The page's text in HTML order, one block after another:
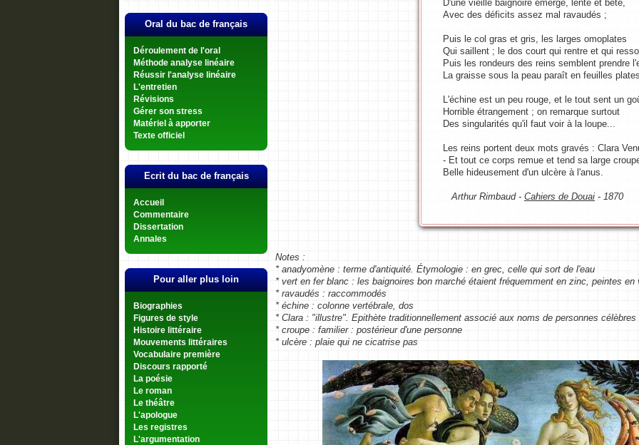
Oral du bac de français
Déroulement de l'oral
Méthode analyse linéaire
Réussir l'analyse linéaire
L'entretien
Révisions
Gérer son stress
Matériel à apporter
Texte officiel
Ecrit du bac de français
Accueil
Commentaire
Dissertation
Annales
Pour aller plus loin
Biographies
Figures de style
Histoire littéraire
Mouvements littéraires
Vocabulaire première
Discours rapporté
La poésie
Le roman
Le théâtre
L'apologue
Les registres
L'argumentation
D'une vieille baignoire émerge, lente et bête,
Avec des déficits assez mal ravaudés ;
Puis le col gras et gris, les larges omoplates
Qui saillent ; le dos court qui rentre et qui
Puis les rondeurs des reins semblent prendre
La graisse sous la peau paraît en feuilles
L'échine est un peu rouge, et le tout sent un
Horrible étrangement ; on remarque surtout
Des singularités qu'il faut voir à la loupe...
Les reins portent deux mots gravés : Clara
- Et tout ce corps remue et tend sa large
Belle hideusement d'un ulcère à l'anus.
Arthur Rimbaud - Cahiers de Douai - 1870
Notes :
* anadyomène : terme d'antiquité. Étymologie : en grec, celle qui sort de l'eau
* vert en fer blanc : les baignoires bon marché étaient fréquemment en zinc, peintes en
* ravaudés : raccommodés
* échine : colonne vertébrale, dos
* Clara : "illustre". Epithète traditionnellement associé aux noms de personnes
* croupe : familier : postérieur d'une personne
* ulcère : plaie qui ne cicatrise pas